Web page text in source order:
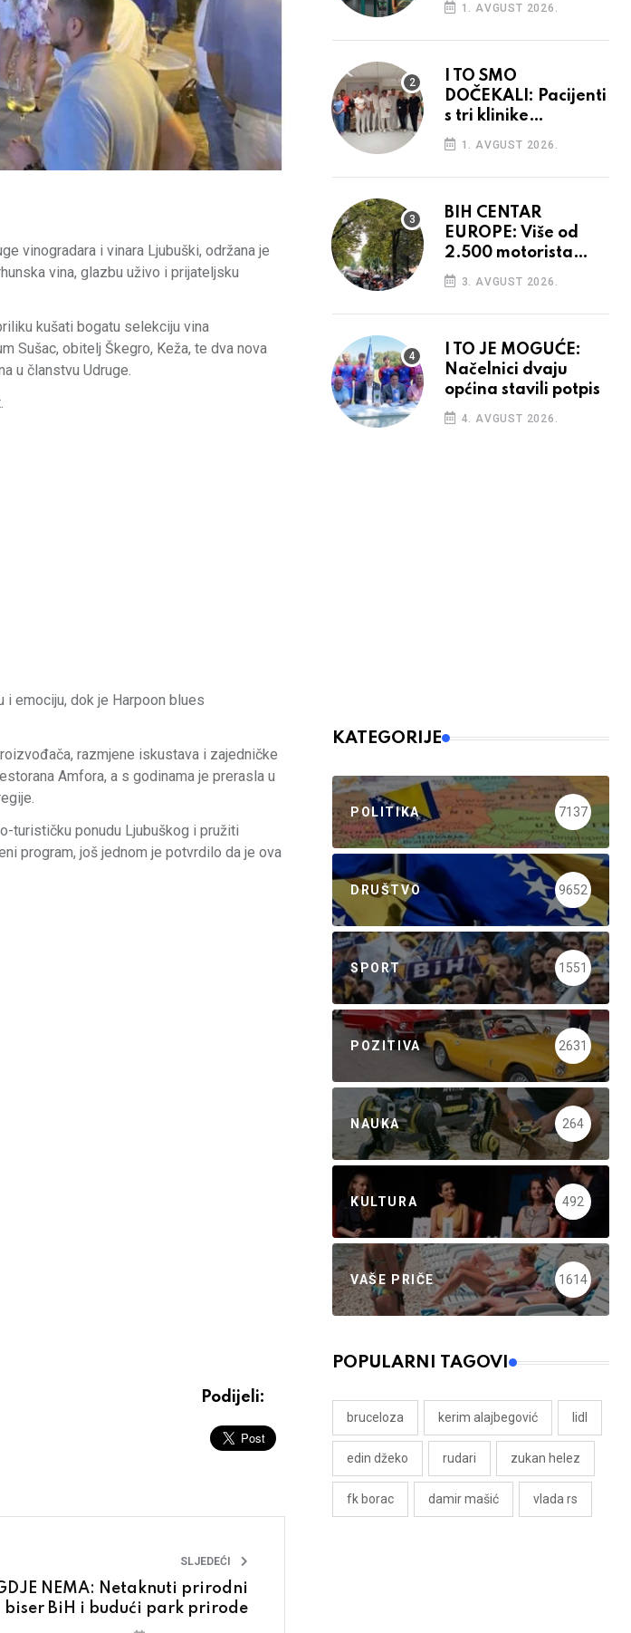
vinogradara i vinara Ljubuški, održana je
vina, glazbu uživo i prijateljsku
kušati bogatu selekciju vina
Sušac, obitelj Škegro, Keža, te dva nova
u članstvu Udruge.
emociju, dok je Harpoon blues
razmjene iskustava i zajedničke
Amfora, a s godinama je prerasla u
turističku ponudu Ljubuškog i pružiti
program, još jednom je potvrdilo da je ova
Podijeli:
SLJEDEĆI
NEMA: Netaknuti prirodni
biser BiH i budući park prirode
1. AVGUST 2026.
I TO SMO
DOČEKALI: Pacijenti
s tri klinike
preseljeni u nove
prostore
1. AVGUST 2026.
BIH CENTAR
EUROPE: Više od
2.500 motorista
defiliralo gradom
3. AVGUST 2026.
I TO JE MOGUĆE:
Načelnici dvaju
općina stavili potpis
4. AVGUST 2026.
KATEGORIJE
POLITIKA 7137
DRUŠTVO 9652
SPORT 1551
POZITIVA 2631
NAUKA 264
KULTURA 492
VAŠE PRIČE 1614
POPULARNI TAGOVI
bruceloza kerim alajbegović lidl
edin džeko rudari zukan helez
fk borac damir mašić vlada rs